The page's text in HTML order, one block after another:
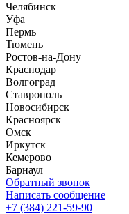
Челябинск
Уфа
Пермь
Тюмень
Ростов-на-Дону
Краснодар
Волгоград
Ставрополь
Новосибирск
Красноярск
Омск
Иркутск
Кемерово
Барнаул
Обратный звонок
Написать сообщение
+7 (384) 221-59-90